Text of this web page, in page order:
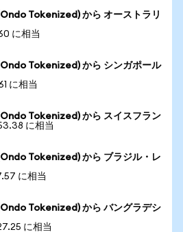
Tokenized) から オーストラリ
に相当
Tokenized) から シンガポール
に相当
Tokenized) から スイスフラン
に相当
Tokenized) から ブラジル・レ
に相当
Tokenized) から バングラデシ
に相当